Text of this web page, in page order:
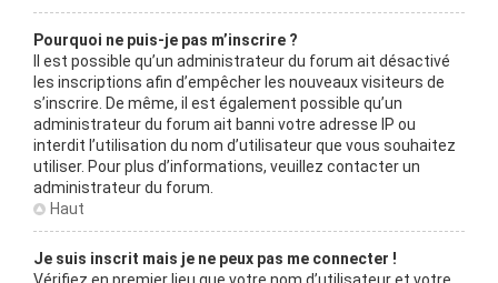
Pourquoi ne puis-je pas m’inscrire ?
Il est possible qu’un administrateur du forum ait désactivé
les inscriptions afin d’empêcher les nouveaux visiteurs de
s’inscrire. De même, il est également possible qu’un
administrateur du forum ait banni votre adresse IP ou
interdit l’utilisation du nom d’utilisateur que vous souhaitez
utiliser. Pour plus d’informations, veuillez contacter un
administrateur du forum.
Haut
Je suis inscrit mais je ne peux pas me connecter !